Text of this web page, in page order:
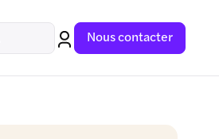
Nous contacter